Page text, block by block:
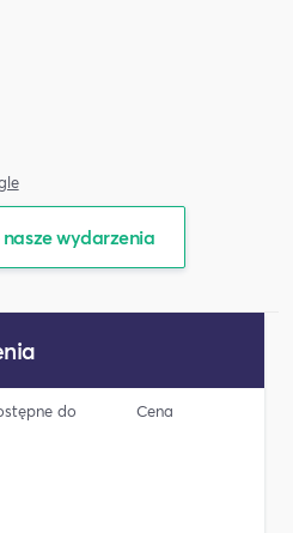
wydarzenia
do Cena